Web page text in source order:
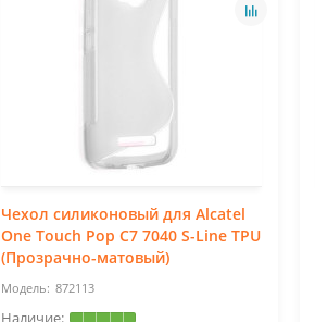
Чехол силиконовый для Alcatel
One Touch Pop C7 7040 S-Line TPU
(Прозрачно-матовый)
872113